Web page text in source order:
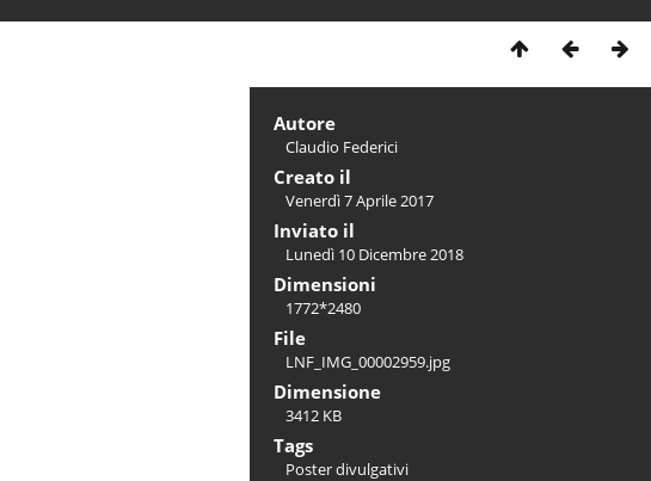
Autore
Claudio Federici
Creato il
Venerdì 7 Aprile 2017
Inviato il
Lunedì 10 Dicembre 2018
Dimensioni
1772*2480
File
LNF_IMG_00002959.jpg
Dimensione
3412 KB
Tags
Poster divulgativi